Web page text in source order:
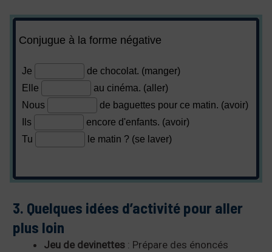
3. Quelques idées d’activité pour aller
plus loin
Jeu de devinettes : Prépare des énoncés